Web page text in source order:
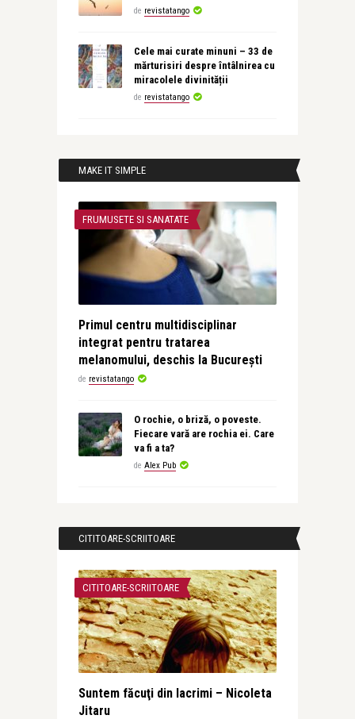
de revistatango
Cele mai curate minuni – 33 de
mărturisiri despre întâlnirea cu
miracolele divinității
de revistatango
MAKE IT SIMPLE
FRUMUSETE SI SANATATE
Primul centru multidisciplinar
integrat pentru tratarea
melanomului, deschis la București
de revistatango
O rochie, o briză, o poveste.
Fiecare vară are rochia ei. Care
va fi a ta?
de Alex Pub
CITITOARE-SCRIITOARE
CITITOARE-SCRIITOARE
Suntem făcuţi din lacrimi – Nicoleta
Jitaru